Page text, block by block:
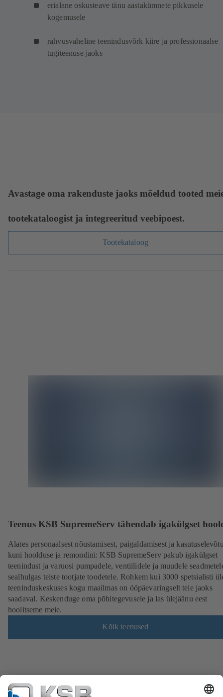
erialane oskusteave tänu aastakümnete pikkusele
kogemusele
rahvusvaheline teenindusvõrk kiire ja professionaalse
tugiteenuse jaoks
Avastage oma rakenduste jaoks mõeldud tooted
tootekataloogist ja integreeritud veebipoest.
Tootekataloog
Teenus KSB SupremeServ tähendab igakülgset
Alates personaalsest nõustamisest, paigaldamisest ja
kuni hoolduse ja remondini: KSB SupremeServ pakub igakülgset
teenindust ja varuosi pumpadele, ventiilidele ja muudele
sealhulgas teiste tootjate toodetele. Rohkem kui 3000 spetsialisti
teeninduskeskuses kogu maailmas on ööpäevaringselt teie jaoks
saadaval. Keskenduge oma põhitegevusele ja las ülejäänu eest
hoolitseme meie.
Kõik teenused